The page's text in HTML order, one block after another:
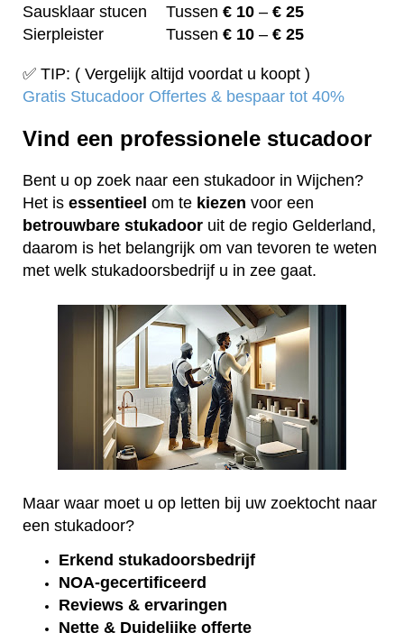
Sausklaar stucen
Tussen € 10 – € 25
Sierpleister
Tussen € 10 – € 25
✅ TIP: ( Vergelijk altijd voordat u koopt )
Gratis Stucadoor Offertes & bespaar tot 40%
Vind een professionele stucadoor
Bent u op zoek naar een stukadoor in Wijchen?
Het is essentieel om te kiezen voor een
betrouwbare stukadoor uit de regio Gelderland,
daarom is het belangrijk om van tevoren te weten
met welk stukadoorsbedrijf u in zee gaat.
Maar waar moet u op letten bij uw zoektocht naar
een stukadoor?
Erkend stukadoorsbedrijf
NOA-gecertificeerd
Reviews & ervaringen
Nette & Duidelijke offerte